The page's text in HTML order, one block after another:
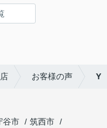
お客様の声 Y
谷市
筑西市